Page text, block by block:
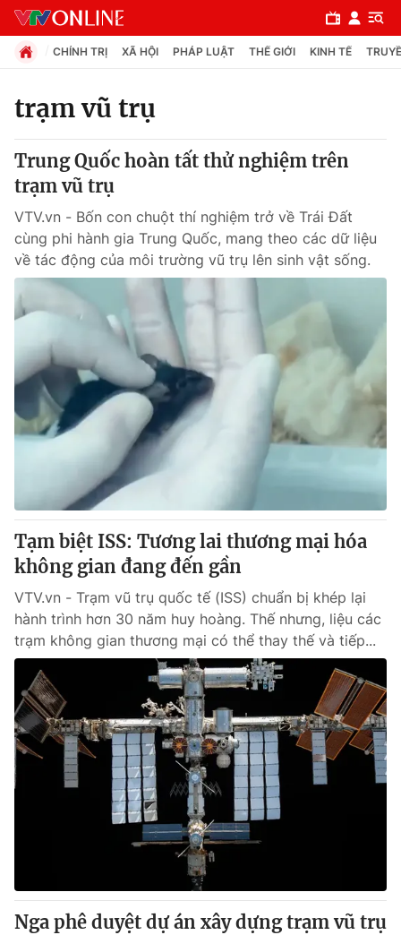
Chuyên mục
Chính trị
Xã hội
Pháp luật
Thế giới
Tin tức
Thế giới đó đây
Câu chuyện quốc tế
Kinh tế
Thị trường
Góc doanh nghiệp
Dữ liệu và đời sống
Truyền hình
Phim VTV
Hậu trường
Nhân vật
Khán giả
Giải sao mai
Giải trí
Điện ảnh
Âm nhạc
Sao
Đời sống
Du lịch
Làm đẹp
Chất lượng cuộc sống
Giáo dục
Tuyển sinh
Học trực tuyến
Công nghệ
Hitech Công nghệ tương lai
Tư vấn
Giao lưu trực tuyến
Chuyên mục khác
CHÍNH TRỊ XÃ HỘI PHÁP LUẬT THẾ GIỚI KINH TẾ
trạm vũ trụ
Trung Quốc hoàn tất thử nghiệm trên
trạm vũ trụ
VTV.vn - Bốn con chuột thí nghiệm trở về Trái Đất
cùng phi hành gia Trung Quốc, mang theo các dữ liệu
về tác động của môi trường vũ trụ lên sinh vật sống.
Tạm biệt ISS: Tương lai thương mại hóa
không gian đang đến gần
VTV.vn - Trạm vũ trụ quốc tế (ISS) chuẩn bị khép lại
hành trình hơn 30 năm huy hoàng. Thế nhưng, liệu các
trạm không gian thương mại có thể thay thế và tiếp...
Nga phê duyệt dự án xây dựng trạm vũ trụ